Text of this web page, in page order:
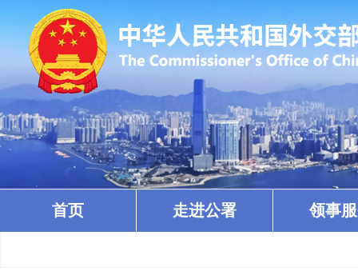
首页 走进公署 领事